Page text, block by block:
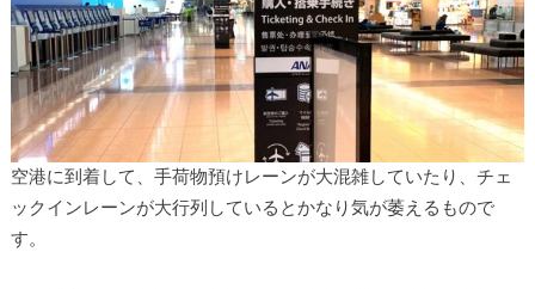
空港に到着して、手荷物預けレーンが大混雑していたり、チェ
ックインレーンが大行列しているとかなり気が萎えるもので
す。